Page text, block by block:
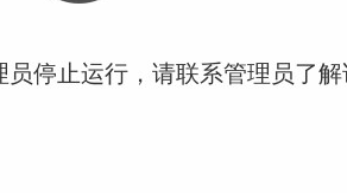
停止运行，请联系管理员了